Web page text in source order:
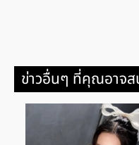
ข่าวอื่นๆ ที่คุณอาจส